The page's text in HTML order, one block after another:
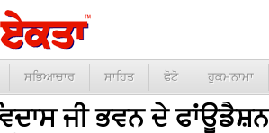
ਸਭਿਆਚਾਰ ਸਾਹਿਤ ਫੋਟੋ ਹੁਕਮਨਾਮਾ
ਜੀ ਭਵਨ ਦੇ